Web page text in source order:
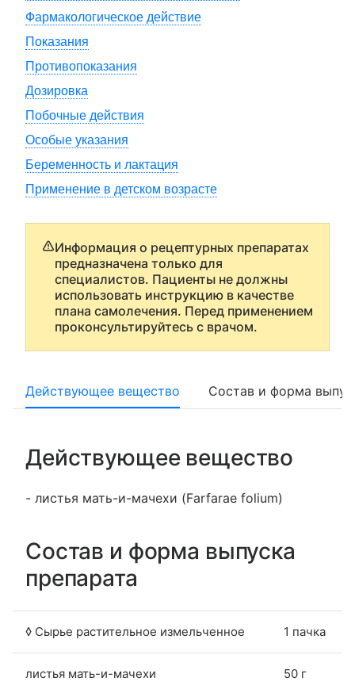
Фармакологическое действие
Показания
Противопоказания
Дозировка
Побочные действия
Особые указания
Беременность и лактация
Применение в детском возрасте
Информация о рецептурных препаратах
предназначена только для
специалистов. Пациенты не должны
использовать инструкцию в качестве
плана самолечения. Перед применением
проконсультируйтесь с врачом.
Действующее вещество Состав и форма
Действующее вещество
- листья мать-и-мачехи (Farfarae folium)
Состав и форма выпуска
препарата
◊ Сырье растительное измельченное 1 пачка
листья мать-и-мачехи 50 г